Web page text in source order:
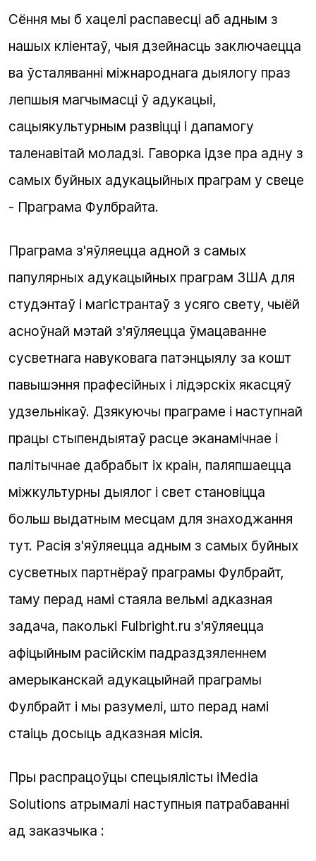
Сёння мы б хацелі распавесці аб адным з
нашых кліентаў, чыя дзейнасць заключаецца
ва ўсталяванні міжнароднага дыялогу праз
лепшыя магчымасці ў адукацыі,
сацыякультурным развіцці і дапамогу
таленавітай моладзі. Гаворка ідзе пра адну з
самых буйных адукацыйных праграм у свеце
- Праграма Фулбрайта.
Праграма з'яўляецца адной з самых
папулярных адукацыйных праграм ЗША для
студэнтаў і магістрантаў з усяго свету, чыёй
асноўнай мэтай з'яўляецца ўмацаванне
сусветнага навуковага патэнцыялу за кошт
павышэння прафесійных і лідэрскіх якасцяў
удзельнікаў. Дзякуючы праграме і наступнай
працы стыпендыятаў расце эканамічнае і
палітычнае дабрабыт іх краін, паляпшаецца
міжкультурны дыялог і свет становіцца
больш выдатным месцам для знаходжання
тут. Расія з'яўляецца адным з самых буйных
сусветных партнёраў праграмы Фулбрайт,
таму перад намі стаяла вельмі адказная
задача, паколькі Fulbright.ru з'яўляецца
афіцыйным расійскім падраздзяленнем
амерыканскай адукацыйнай праграмы
Фулбрайт і мы разумелі, што перад намі
стаіць досыць адказная місія.
Пры распрацоўцы спецыялісты iMedia
Solutions атрымалі наступныя патрабаванні
ад заказчыка :